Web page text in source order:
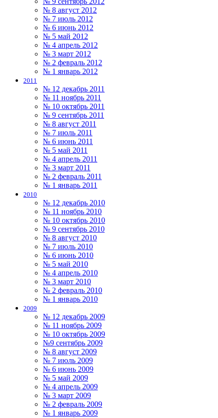
№ 8 август 2012
№ 7 июль 2012
№ 6 июнь 2012
№ 5 май 2012
№ 4 апрель 2012
№ 3 март 2012
№ 2 февраль 2012
№ 1 январь 2012
2011
№ 12 декабрь 2011
№ 11 ноябрь 2011
№ 10 октябрь 2011
№ 9 сентябрь 2011
№ 8 август 2011
№ 7 июль 2011
№ 6 июнь 2011
№ 5 май 2011
№ 4 апрель 2011
№ 3 март 2011
№ 2 февраль 2011
№ 1 январь 2011
2010
№ 12 декабрь 2010
№ 11 ноябрь 2010
№ 10 октябрь 2010
№ 9 сентябрь 2010
№ 8 август 2010
№ 7 июль 2010
№ 6 июнь 2010
№ 5 май 2010
№ 4 апрель 2010
№ 3 март 2010
№ 2 февраль 2010
№ 1 январь 2010
2009
№ 12 декабрь 2009
№ 11 ноябрь 2009
№ 10 октябрь 2009
№9 сентябрь 2009
№ 8 август 2009
№ 7 июль 2009
№ 6 июнь 2009
№ 5 май 2009
№ 4 апрель 2009
№ 3 март 2009
№ 2 февраль 2009
№ 1 январь 2009